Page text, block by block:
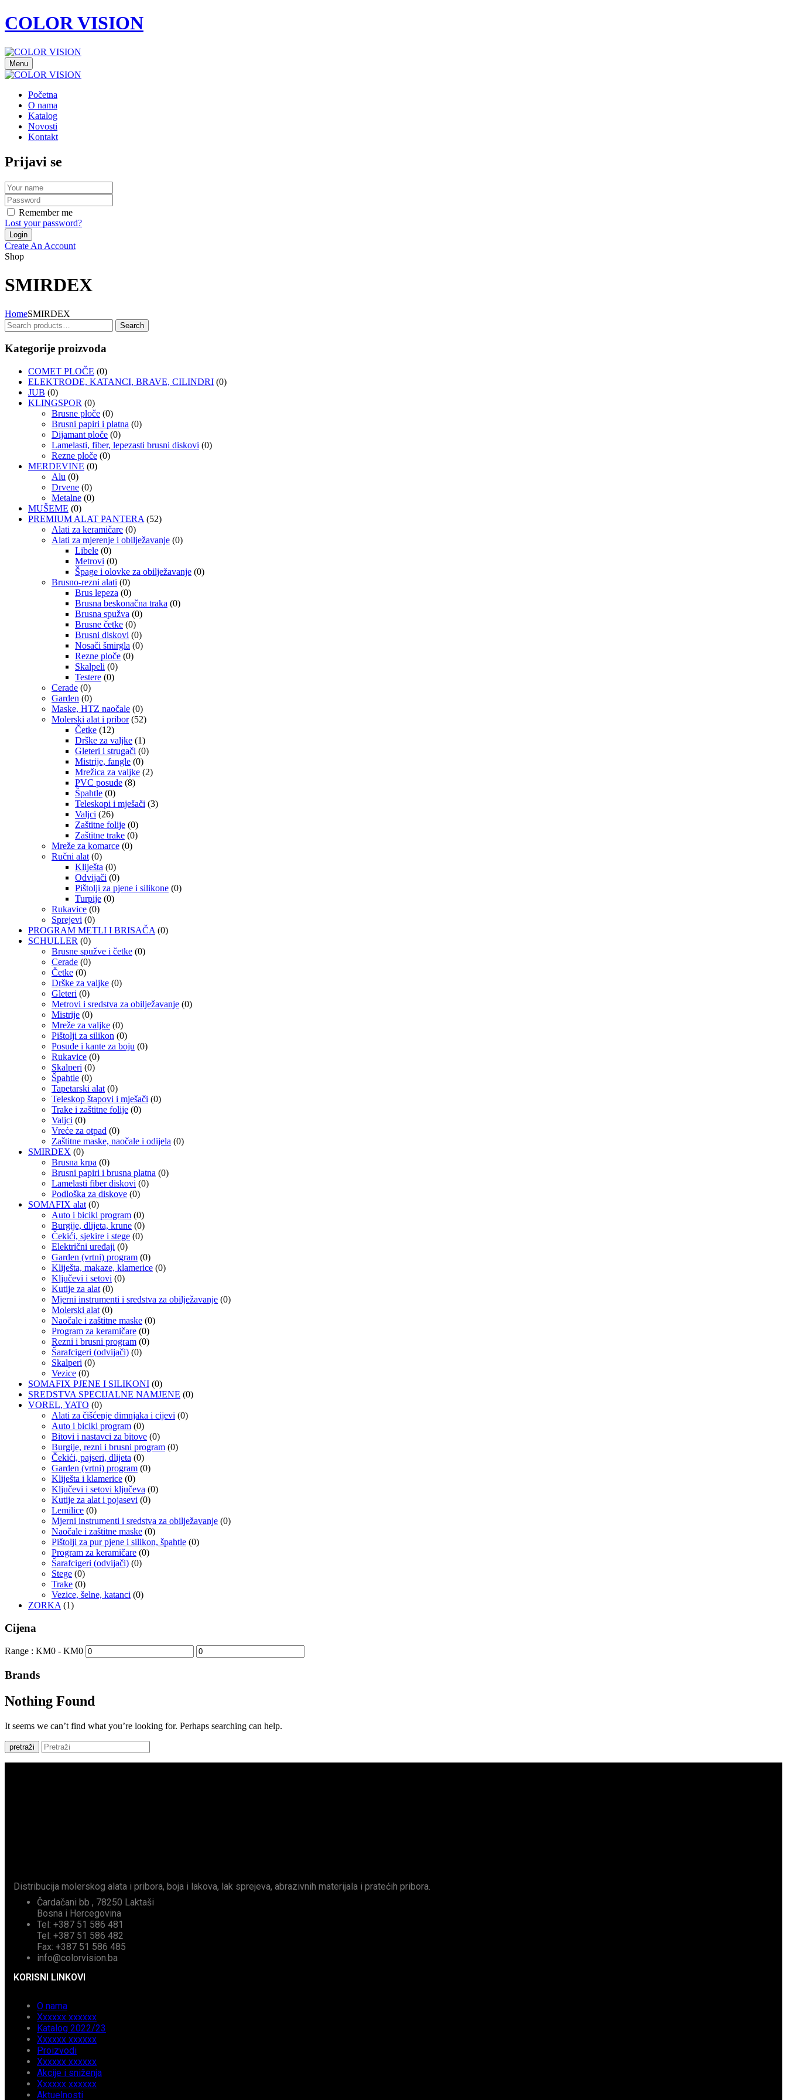
COLOR VISION
Menu
Početna
O nama
Katalog
Novosti
Kontakt
Prijavi se
Remember me
Lost your password?
Create An Account
Shop
SMIRDEX
HomeSMIRDEX
Search
for:
Search
Kategorije proizvoda
COMET PLOČE (0)
ELEKTRODE, KATANCI, BRAVE, CILINDRI (0)
JUB (0)
KLINGSPOR (0)
Brusne ploče (0)
Brusni papiri i platna (0)
Dijamant ploče (0)
Lamelasti, fiber, lepezasti brusni diskovi (0)
Rezne ploče (0)
MERDEVINE (0)
Alu (0)
Drvene (0)
Metalne (0)
MUŠEME (0)
PREMIUM ALAT PANTERA (52)
Alati za keramičare (0)
Alati za mjerenje i obilježavanje (0)
Libele (0)
Metrovi (0)
Špage i olovke za obilježavanje (0)
Brusno-rezni alati (0)
Brus lepeza (0)
Brusna beskonačna traka (0)
Brusna spužva (0)
Brusne četke (0)
Brusni diskovi (0)
Nosači šmirgla (0)
Rezne ploče (0)
Skalpeli (0)
Testere (0)
Cerade (0)
Garden (0)
Maske, HTZ naočale (0)
Molerski alat i pribor (52)
Četke (12)
Drške za valjke (1)
Gleteri i strugači (0)
Mistrije, fangle (0)
Mrežica za valjke (2)
PVC posude (8)
Špahtle (0)
Teleskopi i mješači (3)
Valjci (26)
Zaštitne folije (0)
Zaštitne trake (0)
Mreže za komarce (0)
Ručni alat (0)
Kliješta (0)
Odvijači (0)
Pištolji za pjene i silikone (0)
Turpije (0)
Rukavice (0)
Sprejevi (0)
PROGRAM METLI I BRISAČA (0)
SCHULLER (0)
Brusne spužve i četke (0)
Cerade (0)
Četke (0)
Drške za valjke (0)
Gleteri (0)
Metrovi i sredstva za obilježavanje (0)
Mistrije (0)
Mreže za valjke (0)
Pištolji za silikon (0)
Posude i kante za boju (0)
Rukavice (0)
Skalperi (0)
Špahtle (0)
Tapetarski alat (0)
Teleskop štapovi i mješači (0)
Trake i zaštitne folije (0)
Valjci (0)
Vreće za otpad (0)
Zaštitne maske, naočale i odijela (0)
SMIRDEX (0)
Brusna krpa (0)
Brusni papiri i brusna platna (0)
Lamelasti fiber diskovi (0)
Podloška za diskove (0)
SOMAFIX alat (0)
Auto i bicikl program (0)
Burgije, dlijeta, krune (0)
Čekići, sjekire i stege (0)
Električni uređaji (0)
Garden (vrtni) program (0)
Kliješta, makaze, klamerice (0)
Ključevi i setovi (0)
Kutije za alat (0)
Mjerni instrumenti i sredstva za obilježavanje (0)
Molerski alat (0)
Naočale i zaštitne maske (0)
Program za keramičare (0)
Rezni i brusni program (0)
Šarafcigeri (odvijači) (0)
Skalperi (0)
Vezice (0)
SOMAFIX PJENE I SILIKONI (0)
SREDSTVA SPECIJALNE NAMJENE (0)
VOREL, YATO (0)
Alati za čišćenje dimnjaka i cijevi (0)
Auto i bicikl program (0)
Bitovi i nastavci za bitove (0)
Burgije, rezni i brusni program (0)
Čekići, pajseri, dlijeta (0)
Garden (vrtni) program (0)
Kliješta i klamerice (0)
Ključevi i setovi ključeva (0)
Kutije za alat i pojasevi (0)
Lemilice (0)
Mjerni instrumenti i sredstva za obilježavanje (0)
Naočale i zaštitne maske (0)
Pištolji za pur pjene i silikon, špahtle (0)
Program za keramičare (0)
Šarafcigeri (odvijači) (0)
Stege (0)
Trake (0)
Vezice, šelne, katanci (0)
ZORKA (1)
Cijena
Range : KM0 - KM0
Brands
Nothing Found
It seems we can’t find what you’re looking for. Perhaps searching can help.
pretraži
Distribucija molerskog alata i pribora, boja i lakova, lak sprejeva, abrazivnih materijala i pratećih pribora.
Čardačani bb , 78250 Laktaši
Bosna i Hercegovina
Tel: +387 51 586 481
Tel: +387 51 586 482
Fax: +387 51 586 485
info@colorvision.ba
KORISNI LINKOVI
O nama
Xxxxxx xxxxxx
Katalog 2022/23
Xxxxxx xxxxxx
Proizvodi
Xxxxxx xxxxxx
Akcije i sniženja
Xxxxxx xxxxxx
Aktuelnosti